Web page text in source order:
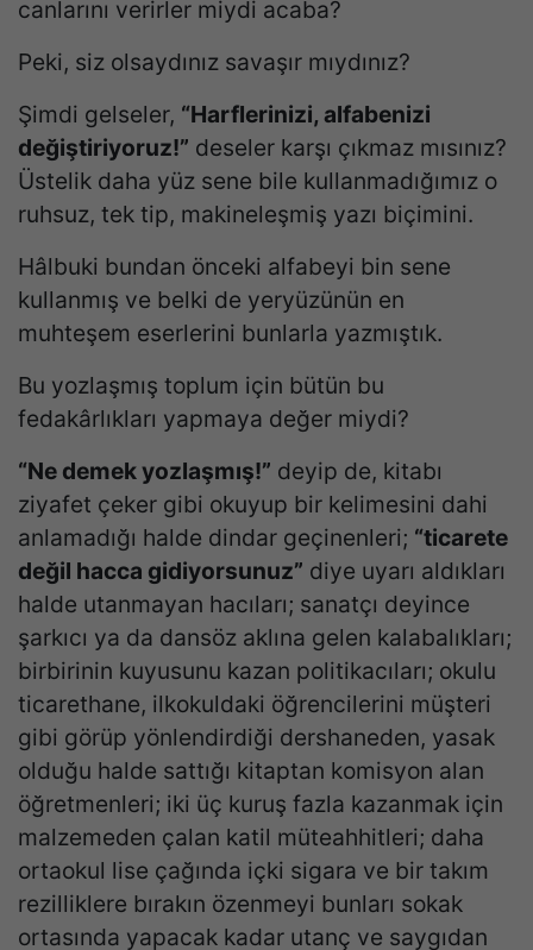
canlarını verirler miydi acaba?
Peki, siz olsaydınız savaşır mıydınız?
Şimdi gelseler, “Harflerinizi, alfabenizi
değiştiriyoruz!” deseler karşı çıkmaz mısınız?
Üstelik daha yüz sene bile kullanmadığımız o
ruhsuz, tek tip, makineleşmiş yazı biçimini.
Hâlbuki bundan önceki alfabeyi bin sene
kullanmış ve belki de yeryüzünün en
muhteşem eserlerini bunlarla yazmıştık.
Bu yozlaşmış toplum için bütün bu
fedakârlıkları yapmaya değer miydi?
“Ne demek yozlaşmış!” deyip de, kitabı
ziyafet çeker gibi okuyup bir kelimesini dahi
anlamadığı halde dindar geçinenleri; “ticarete
değil hacca gidiyorsunuz” diye uyarı aldıkları
halde utanmayan hacıları; sanatçı deyince
şarkıcı ya da dansöz aklına gelen kalabalıkları;
birbirinin kuyusunu kazan politikacıları; okulu
ticarethane, ilkokuldaki öğrencilerini müşteri
gibi görüp yönlendirdiği dershaneden, yasak
olduğu halde sattığı kitaptan komisyon alan
öğretmenleri; iki üç kuruş fazla kazanmak için
malzemeden çalan katil müteahhitleri; daha
ortaokul lise çağında içki sigara ve bir takım
rezilliklere bırakın özenmeyi bunları sokak
ortasında yapacak kadar utanç ve saygıdan